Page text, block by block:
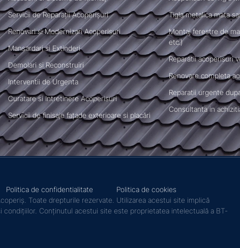
Servicii de Reparații Acoperișuri
Renovari si Modernizari Acoperisuri
Mansardari si Extinderi
Demolari si Reconstruiri
Interventii de Urgenta
Curatare si Intretinere Acoperisuri
Servicii de finisaje fațade exterioare si placări
Tigla metalica mata
Montaj ferestre de
etc.)
Reparatii acoperisuri
Renovare completa
Reparatii urgente
Consultanta in
Politica de confidentialitate
Politica de cookies
Toate drepturile rezervate. Utilizarea acestui site implică
condițiilor. Conținutul acestui site este proprietatea intelectuală a BT-